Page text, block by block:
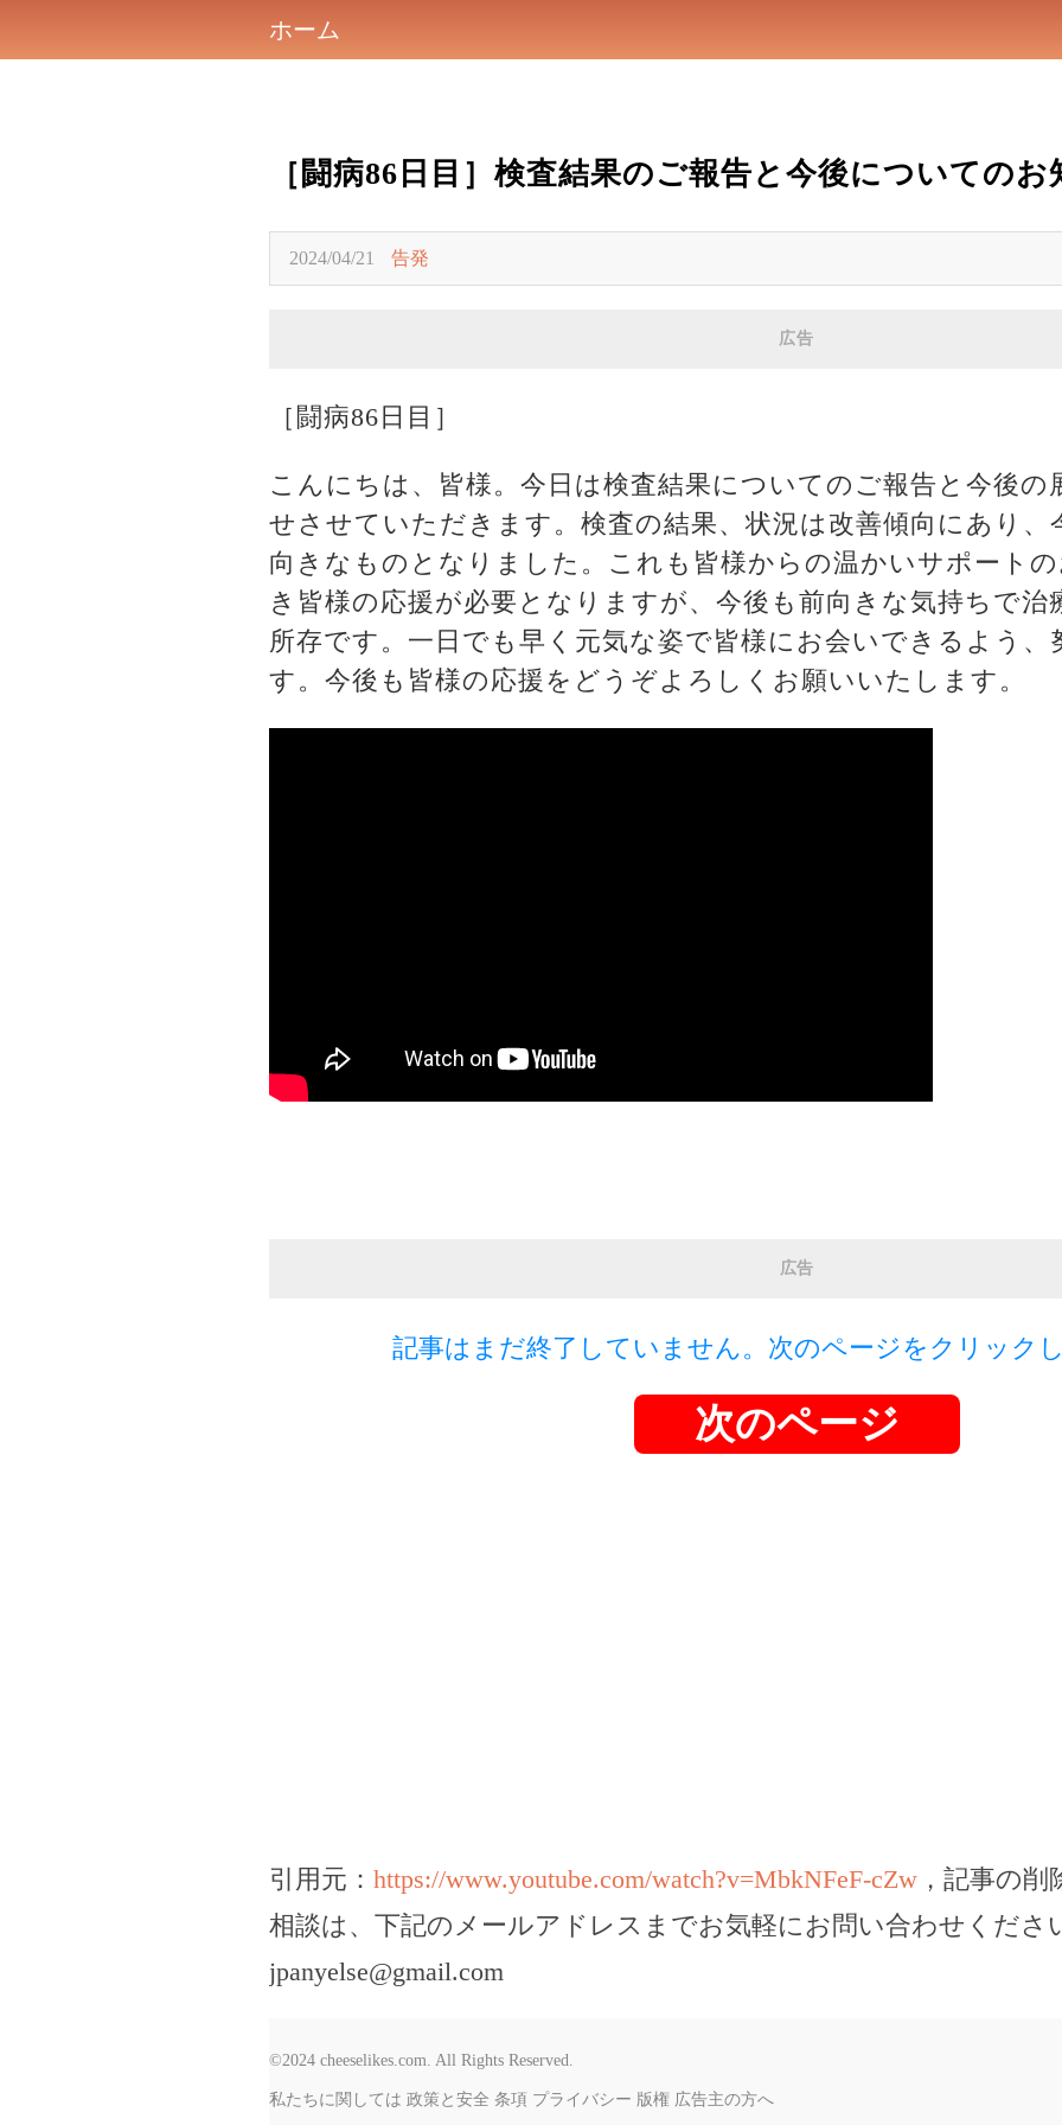
ホーム
［闘病86日目］検査結果のご報告と今後についての
2024/04/21 告発
広告
［闘病86日目］
こんにちは、皆様。今日は検査結果についてのご報告と今後の
せさせていただきます。検査の結果、状況は改善傾向にあり、
向きなものとなりました。これも皆様からの温かいサポート
き皆様の応援が必要となりますが、今後も前向きな気持ちで治
所存です。一日でも早く元気な姿で皆様にお会いできるよう、
す。今後も皆様の応援をどうぞよろしくお願いいたします。
広告
記事はまだ終了していません。次のページをクリック
次のページ
引用元： https://www.youtube.com/watch?v=MbkNFeF-cZw ，記事の
相談は、下記のメールアドレスまでお気軽にお問い合わせくださ
jpanyelse@gmail.com
©2024 cheeselikes.com. All Rights Reserved.
私たちに関しては 政策と安全 条項 プライバシー 版権 広告主の方へ